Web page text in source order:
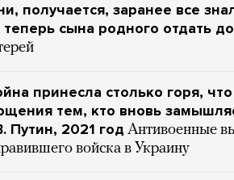
получается, заранее все
теперь сына родного отдать
принесла столько горя,
тем, кто вновь
Путин, 2021 год Антивоенные
войска в Украину